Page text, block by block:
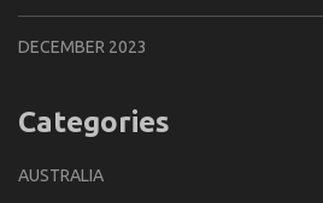
DECEMBER 2023
Categories
AUSTRALIA